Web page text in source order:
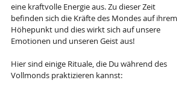
eine kraftvolle Energie aus. Zu dieser Zeit
befinden sich die Kräfte des Mondes auf ihrem
Höhepunkt und dies wirkt sich auf unsere
Emotionen und unseren Geist aus!
Hier sind einige Rituale, die Du während des
Vollmonds praktizieren kannst: